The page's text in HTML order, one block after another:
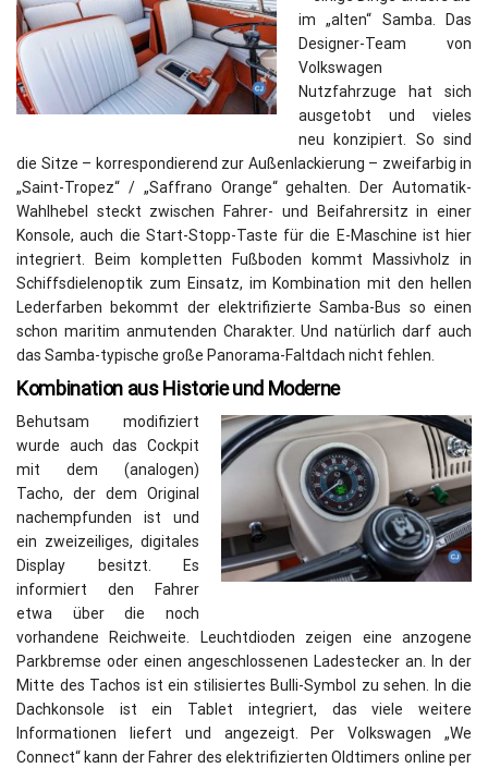
im „alten“ Samba. Das
Designer-Team von
Volkswagen
Nutzfahrzuge hat sich
ausgetobt und vieles
neu konzipiert. So sind
die Sitze – korrespondierend zur Außenlackierung – zweifarbig in
„Saint-Tropez“ / „Saffrano Orange“ gehalten. Der Automatik-
Wahlhebel steckt zwischen Fahrer- und Beifahrersitz in einer
Konsole, auch die Start-Stopp-Taste für die E-Maschine ist hier
integriert. Beim kompletten Fußboden kommt Massivholz in
Schiffsdielenoptik zum Einsatz, im Kombination mit den hellen
Lederfarben bekommt der elektrifizierte Samba-Bus so einen
schon maritim anmutenden Charakter. Und natürlich darf auch
das Samba-typische große Panorama-Faltdach nicht fehlen.
Kombination aus Historie und Moderne
Behutsam modifiziert
wurde auch das Cockpit
mit dem (analogen)
Tacho, der dem Original
nachempfunden ist und
ein zweizeiliges, digitales
Display besitzt. Es
informiert den Fahrer
etwa über die noch
vorhandene Reichweite. Leuchtdioden zeigen eine anzogene
Parkbremse oder einen angeschlossenen Ladestecker an. In der
Mitte des Tachos ist ein stilisiertes Bulli-Symbol zu sehen. In die
Dachkonsole ist ein Tablet integriert, das viele weitere
Informationen liefert und angezeigt. Per Volkswagen „We
Connect“ kann der Fahrer des elektrifizierten Oldtimers online per